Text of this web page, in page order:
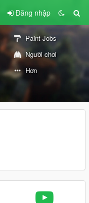
Đăng nhập
Paint Jobs
Người chơi
Hơn